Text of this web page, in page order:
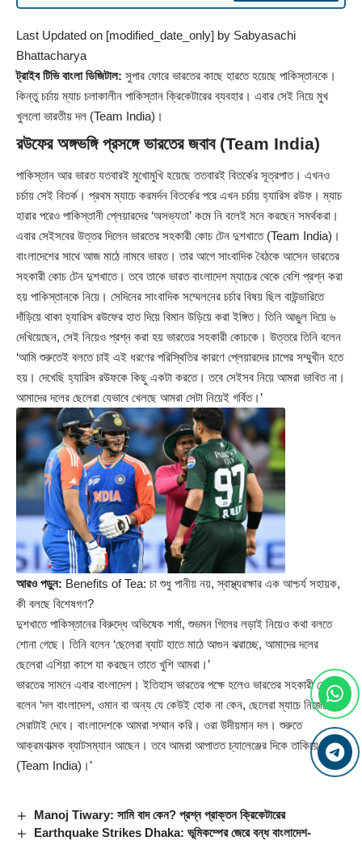
Last Updated on [modified_date_only] by Sabyasachi
Bhattacharya
ট্রাইব টিভি বাংলা ডিজিটাল: সুপার ফোরে ভারতের কাছে হারতে হয়েছে পাকিস্তানকে।
কিন্তু চর্চায় ম্যাচ চলাকালীন পাকিস্তান ক্রিকেটারের ব্যবহার। এবার সেই নিয়ে মুখ
খুললো ভারতীয় দল (Team India)।
রউফের অঙ্গভঙ্গি প্রসঙ্গে ভারতের জবাব (Team India)
পাকিস্তান আর ভারত যতবারই মুখোমুখি হয়েছে ততবারই বিতর্কের সূত্রপাত। এখনও
চর্চায় সেই বিতর্ক। প্রথম ম্যাচে করমর্দন বিতর্কের পরে এখন চর্চায় হ্যারিস রউফ। ম্যাচ
হারার পরেও পাকিস্তানী প্লেয়ারদের ‘অসভ্যতা’ কমে নি বলেই মনে করছেন সমর্থকরা।
এবার সেইসবের উত্তর দিলেন ভারতের সহকারী কোচ টেন দুশখাতে (Team India)।
বাংলাদেশের সাথে আজ মাঠে নামবে ভারত। তার আগে সাংবাদিক বৈঠকে আসেন ভারতের
সহকারী কোচ টেন দুশখাতে। তবে তাকে ভারত বাংলাদেশ ম্যাচের থেকে বেশি প্রশ্ন করা
হয় পাকিস্তানকে নিয়ে। সেদিনের সাংবাদিক সম্মেলনের চর্চার বিষয় ছিল বাউন্ডারিতে
দাঁড়িয়ে থাকা হ্যারিস রউফের হাত দিয়ে বিমান উড়িয়ে করা ইঙ্গিত। তিনি আঙুল দিয়ে ৬
দেখিয়েছেন, সেই নিয়েও প্রশ্ন করা হয় ভারতের সহকারী কোচকে। উত্তরে তিনি বলেন
‘আমি শুরুতেই বলতে চাই এই ধরণের পরিস্থিতির কারণে প্লেয়ারদের চাপের সম্মুখীন হতে
হয়। দেখেছি হ্যারিস রউফকে কিছু একটা করতে। তবে সেইসব নিয়ে আমরা ভাবিত না।
আমাদের দলের ছেলেরা যেভাবে খেলছে আমরা সেটা নিয়েই গর্বিত।’
আরও পড়ুন: Benefits of Tea: চা শুধু পানীয় নয়, স্বাস্থ্যরক্ষার এক আশ্চর্য সহায়ক,
কী বলছে বিশেষগণ?
দুশখাতে পাকিস্তানের বিরুদ্ধে অভিষেক শর্মা, শুভমন গিলের লড়াই নিয়েও কথা বলতে
শোনা গেছে। তিনি বলেন ‘ছেলেরা ব্যাট হাতে মাঠে আগুন ঝরাচ্ছে, আমাদের দলের
ছেলেরা এশিয়া কাপে যা করছেন তাতে খুশি আমরা।’
ভারতের সামনে এবার বাংলাদেশ। ইতিহাস ভারতের পক্ষে হলেও ভারতের সহকারী কোচ
বলেন ‘দল বাংলাদেশ, ওমান বা অন্য যে কেউই হোক না কেন, ছেলেরা ম্যাচে নিজেদের
সেরাটাই দেবে। বাংলাদেশকে আমরা সম্মান করি। ওরা উদীয়মান দল। শুরুতে
আক্রমণাত্মক ব্যাটসম্যান আছেন। তবে আমরা আপাতত চ্যালেঞ্জের দিকে তাকিয়ে
(Team India)।’
Manoj Tiwary: সামি বাদ কেন? প্রশ্ন প্রাক্তন ক্রিকেটারের
Earthquake Strikes Dhaka: ভূমিকম্পের জেরে বন্ধ বাংলাদেশ-